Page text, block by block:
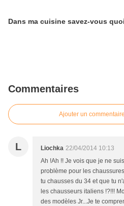
Dans ma cuisine savez-vous
Commentaires
Ajouter un commentaire
L Liochka 22/04/2014 10:13
Ah !Ah !! Je vois que je ne
problème pour les
tu chausses du 34 et que tu
les chausseurs italiens !?!!!
des modèles Jr...Je te